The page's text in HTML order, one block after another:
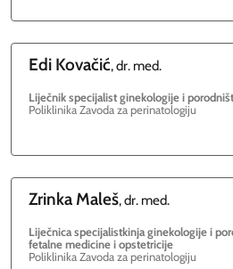
Edi Kovačić, dr. med.
Liječnik specijalist ginekologije i
Poliklinika Zavoda za perinatologiju
Zrinka Maleš, dr. med.
Liječnica specijalistkinja ginekologije i
fetalne medicine i opstetricije
Poliklinika Zavoda za perinatologiju